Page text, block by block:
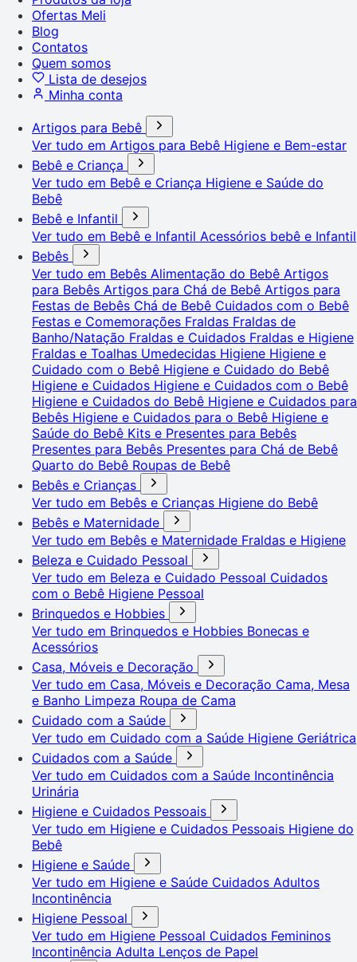
Ofertas Meli
Blog
Contatos
Quem somos
Lista de desejos
Minha conta
Artigos para Bebê
Ver tudo em Artigos para Bebê Higiene e Bem-estar
Bebê e Criança
Ver tudo em Bebê e Criança Higiene e Saúde do
Bebê
Bebê e Infantil
Ver tudo em Bebê e Infantil Acessórios bebê e Infantil
Bebês
Ver tudo em Bebês Alimentação do Bebê Artigos
para Bebês Artigos para Chá de Bebê Artigos para
Festas de Bebês Chá de Bebê Cuidados com o Bebê
Festas e Comemorações Fraldas Fraldas de
Banho/Natação Fraldas e Cuidados Fraldas e Higiene
Fraldas e Toalhas Umedecidas Higiene Higiene e
Cuidado com o Bebê Higiene e Cuidado do Bebê
Higiene e Cuidados Higiene e Cuidados com o Bebê
Higiene e Cuidados do Bebê Higiene e Cuidados para
Bebês Higiene e Cuidados para o Bebê Higiene e
Saúde do Bebê Kits e Presentes para Bebês
Presentes para Bebês Presentes para Chá de Bebê
Quarto do Bebê Roupas de Bebê
Bebês e Crianças
Ver tudo em Bebês e Crianças Higiene do Bebê
Bebês e Maternidade
Ver tudo em Bebês e Maternidade Fraldas e Higiene
Beleza e Cuidado Pessoal
Ver tudo em Beleza e Cuidado Pessoal Cuidados
com o Bebê Higiene Pessoal
Brinquedos e Hobbies
Ver tudo em Brinquedos e Hobbies Bonecas e
Acessórios
Casa, Móveis e Decoração
Ver tudo em Casa, Móveis e Decoração Cama, Mesa
e Banho Limpeza Roupa de Cama
Cuidado com a Saúde
Ver tudo em Cuidado com a Saúde Higiene Geriátrica
Cuidados com a Saúde
Ver tudo em Cuidados com a Saúde Incontinência
Urinária
Higiene e Cuidados Pessoais
Ver tudo em Higiene e Cuidados Pessoais Higiene do
Bebê
Higiene e Saúde
Ver tudo em Higiene e Saúde Cuidados Adultos
Incontinência
Higiene Pessoal
Ver tudo em Higiene Pessoal Cuidados Femininos
Incontinência Adulta Lenços de Papel